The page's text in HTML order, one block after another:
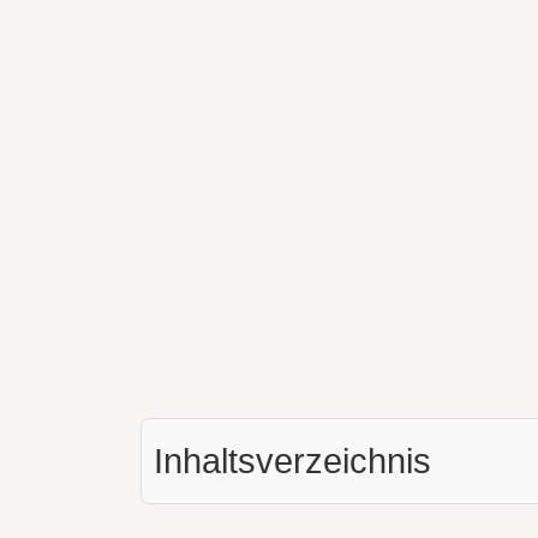
Inhaltsverzeichnis